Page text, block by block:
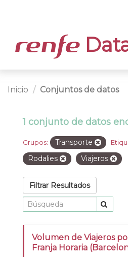
Inicio Conjuntos de datos
1 conjunto de datos
Grupos: Transporte
Rodalies
Viajeros
Filtrar Resultados
Volumen de Viajeros
Franja Horaria